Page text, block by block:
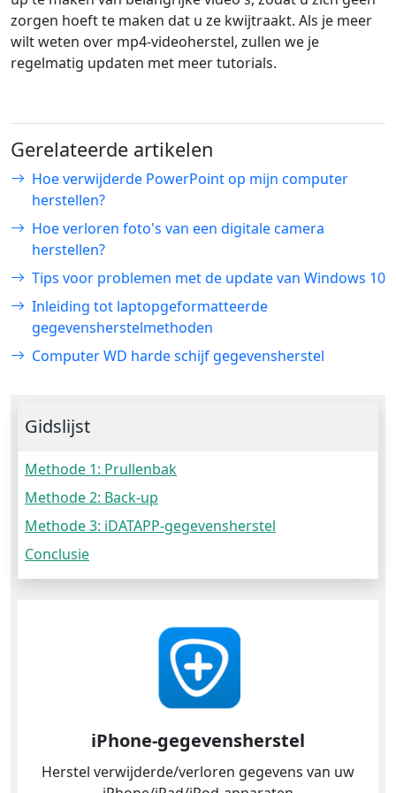
Gidslijst
Methode 1: Prullenbak
Methode 2: Back-up
Methode 3: iDATAPP-gegevensherstel
Conclusie
iPhone-gegevensherstel
Herstel verwijderde/verloren gegevens van uw
zorgen hoeft te maken dat u ze kwijtraakt. Als je meer
wilt weten over mp4-videoherstel, zullen we je
regelmatig updaten met meer tutorials.
Gerelateerde artikelen
Hoe verwijderde PowerPoint op mijn computer
herstellen?
Hoe verloren foto's van een digitale camera
herstellen?
Tips voor problemen met de update van Windows 10
Inleiding tot laptopgeformatteerde
gegevensherstelmethoden
Computer WD harde schijf gegevensherstel